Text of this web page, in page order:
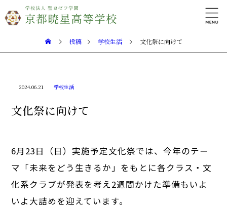
投稿 学校生活 文化祭に向けて
2024.06.21 学校生活
文化祭に向けて
6月23日（日）実施予定文化祭では、今年のテー
マ「未来をどう生きるか」をもとに各クラス・文
化系クラブが発表を考え2週間かけた準備もいよ
いよ大詰めを迎えています。